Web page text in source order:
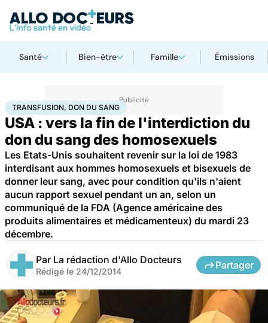
Santé Bien-être Famille Émissions
AccueilBien-être SexoTransfusion, don du sang
TRANSFUSION, DON DU SANG
USA : vers la fin de l'interdiction du
don du sang des homosexuels
Les Etats-Unis souhaitent revenir sur la loi de 1983
interdisant aux hommes homosexuels et bisexuels de
donner leur sang, avec pour condition qu'ils n'aient
aucun rapport sexuel pendant un an, selon un
communiqué de la FDA (Agence américaine des
produits alimentaires et médicamenteux) du mardi 23
décembre.
Par La rédaction d'Allo Docteurs
Rédigé le 24/12/2014
Partager